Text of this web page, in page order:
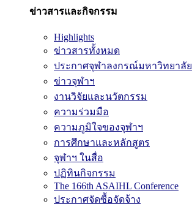
ข่าวสารและกิจกรรม
Highlights
ข่าวสารทั้งหมด
ประกาศจุฬาลงกรณ์มหาวิทยาลัย
ข่าวจุฬาฯ
งานวิจัยและนวัตกรรม
ความร่วมมือ
ความภูมิใจของจุฬาฯ
การศึกษาและหลักสูตร
จุฬาฯ ในสื่อ
ปฏิทินกิจกรรม
The 166th ASAIHL Conference
ประกาศจัดซื้อจัดจ้าง